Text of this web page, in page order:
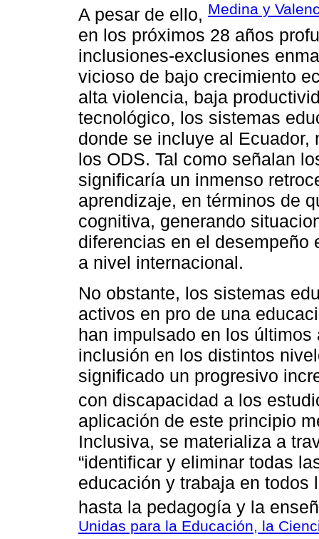
A pesar de ello, Medina y
en los próximos 28 años
inclusiones-exclusiones
vicioso de bajo crecimiento
alta violencia, baja
tecnológico, los sistemas
donde se incluye al
los ODS. Tal como señalan
significaría un inmenso
aprendizaje, en términos de
cognitiva, generando
diferencias en el desempeño
a nivel internacional.
No obstante, los sistemas
activos en pro de una
han impulsado en los
inclusión en los distintos
significado un progresivo
con discapacidad a los
aplicación de este principio
Inclusiva, se materializa a
“identificar y eliminar todas
educación y trabaja en todos
hasta la pedagogía y la
Unidas para la Educación, la